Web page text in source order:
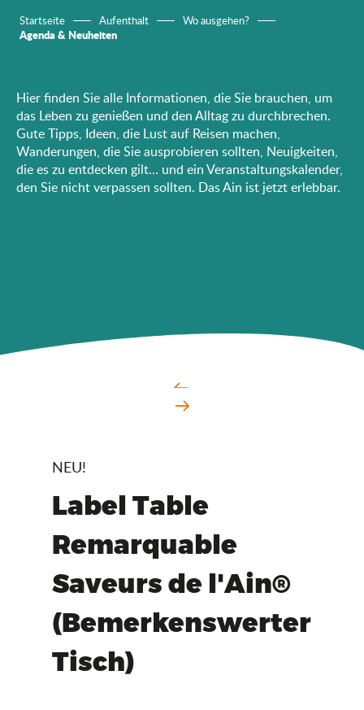
Startseite Aufenthalt Wo ausgehen?
Agenda & Neuheiten
Hier finden Sie alle Informationen, die Sie brauchen, um
das Leben zu genießen und den Alltag zu durchbrechen.
Gute Tipps, Ideen, die Lust auf Reisen machen,
Wanderungen, die Sie ausprobieren sollten, Neuigkeiten,
die es zu entdecken gilt… und ein Veranstaltungskalender,
den Sie nicht verpassen sollten. Das Ain ist jetzt erlebbar.
NEU!
Label Table
Remarquable
Saveurs de l'Ain®
(Bemerkenswerter
Tisch)